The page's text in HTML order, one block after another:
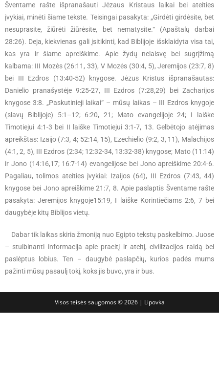
Šventame rašte išpranašauti Jėzaus Kristaus laikai bei ateities
įvykiai, minėti šiame tekste. Teisingai pasakyta: „Girdėti girdėsite, bet
nesuprasite, žiūrėti žiūrėsite, bet nematysite.“ (Apaštalų darbai
28:26). Deja, kiekvienas gali įsitikinti, kad Biblijoje išsklaidyta visa tai,
kas yra ir šiame apreiškime. Apie žydų nelaisvę bei sugrįžimą
kalbama: III Mozės (26:11, 33), V Mozės (30:4, 5), Jeremijos (23:7, 8)
bei III Ezdros (13:40-52) knygose. Jėzus Kristus išpranašautas:
Danielio pranašystėje 9:25-27, III Ezdros (7:28,29) bei Zacharijos
knygose 3:8. „Paskutinieji laikai“ – mūsų laikas – III Ezdros knygoje
(slavų Biblijoje) 5:1–12; 6:20, 21; Mato evangelijoje 24; I laiške
Timotiejui 4:1-3 bei II laiške Timotiejui 3:1-7, 13. Gelbėtojo atėjimas
apreikštas: Izaijo (7:3, 4; 52:14, 15), Ezechielio (9:2, 3, 11), Malachijos
(4:1, 2, 5), III Ezdros (2:34; 12:32-34, 13:32-38) knygose; Mato (11:14)
ir Jono (14:16,17; 16:7-14) evangelijose bei Jono apreiškime 20:4-6.
Pagaliau, tolimos ateities įvykiai: Izaijos (64), III Ezdros (7:43, 44)
knygose bei Jono apreiškime 21:7, 8. Apie paslaptis Šventame rašte
pasakyta: Jeremijos knygoje15:19, I laiške Korintiečiams 2:6, 7 bei
daugybėje kitų Biblijos vietų.
Dabar tik laikas skiria žmoniją nuo Egipto tekstų paskelbimo. Juose
– stulbinanti informacija apie praeitį ir ateitį, civilizacijos raidą bei
paslėptus lobius. Ten – daugybė paslapčių, kurios padės mums
pažinti mūsų pasaulį tokį, koks jis buvo, yra ir bus.
Visos teisės saugomos © 2026 | Lipovka